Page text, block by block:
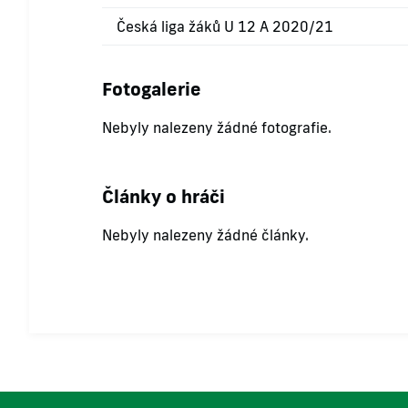
Česká liga žáků U 12 A 2020/21
Fotogalerie
Nebyly nalezeny žádné fotografie.
Články o hráči
Nebyly nalezeny žádné články.